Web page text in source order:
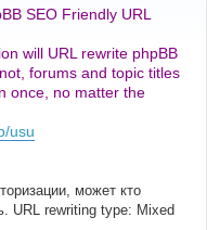
SEO Friendly URL
will URL rewrite phpBB
forums and topic titles
once, no matter the
usu
может кто
URL rewriting type: Mixed